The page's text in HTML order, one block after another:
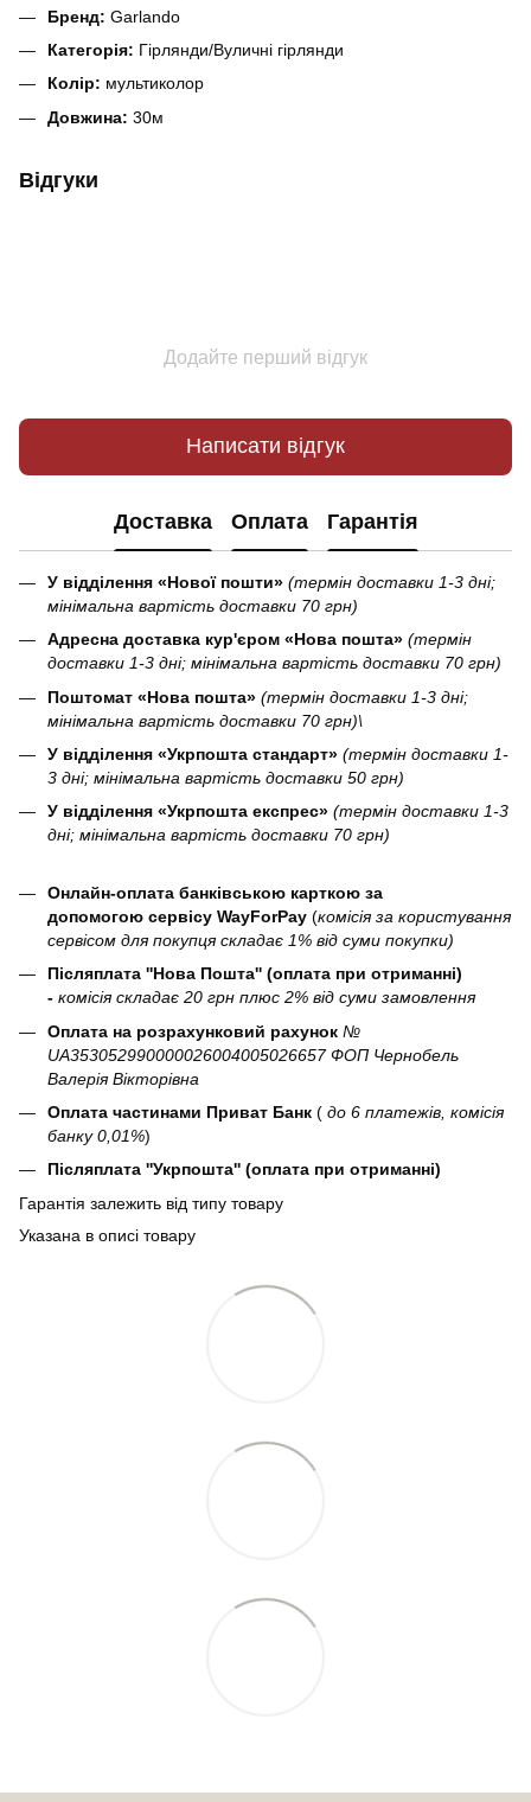
Бренд: Garlando
Категорія: Гірлянди/Вуличні гірлянди
Колір: мультиколор
Довжина: 30м
Відгуки
Додайте перший відгук
Написати відгук
Доставка Оплата Гарантія
У відділення «Нової пошти» (термін доставки 1-3 дні;
мінімальна вартість доставки 70 грн)
Адресна доставка кур'єром «Нова пошта» (термін
доставки 1-3 дні; мінімальна вартість доставки 70 грн)
Поштомат «Нова пошта» (термін доставки 1-3 дні;
мінімальна вартість доставки 70 грн)\
У відділення «Укрпошта стандарт» (термін доставки 1-
3 дні; мінімальна вартість доставки 50 грн)
У відділення «Укрпошта експрес» (термін доставки 1-3
дні; мінімальна вартість доставки 70 грн)
Онлайн-оплата банківською карткою за
допомогою сервісу WayForPay (комісія за користування
сервісом для покупця складає 1% від суми покупки)
Післяплата ''Нова Пошта'' (оплата при отриманні)
- комісія складає 20 грн плюс 2% від суми замовлення
Оплата на розрахунковий рахунок №
UA353052990000026004005026657 ФОП Чернобель
Валерія Вікторівна
Оплата частинами Приват Банк ( до 6 платежів, комісія
банку 0,01%)
Післяплата ''Укрпошта'' (оплата при отриманні)
Гарантія залежить від типу товару
Указана в описі товару